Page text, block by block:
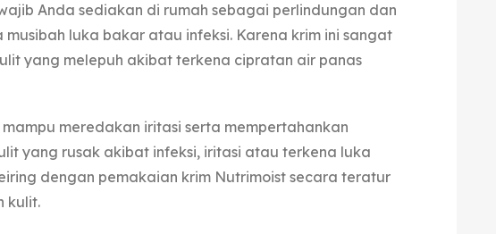
Anda sediakan di rumah sebagai perlindungan dan
luka bakar atau infeksi. Karena krim ini sangat
yang melepuh akibat terkena cipratan air panas
meredakan iritasi serta mempertahankan
yang rusak akibat infeksi, iritasi atau terkena luka
dengan pemakaian krim Nutrimoist secara teratur
kulit.